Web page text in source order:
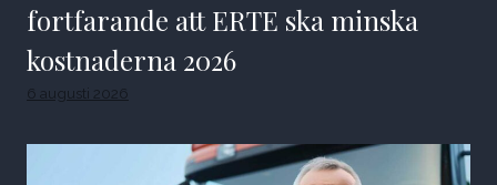
fortfarande att ERTE ska minska
kostnaderna 2026
6 augusti 2026